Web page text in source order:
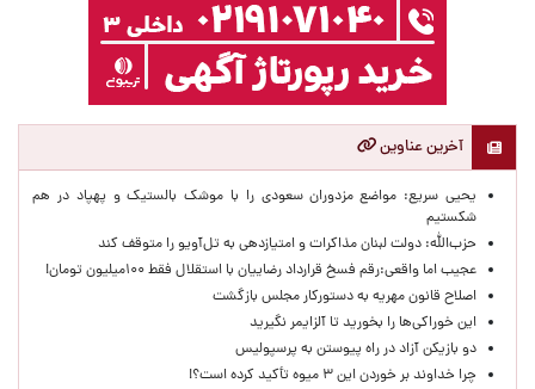
آخرین عناوین
یحیی سریع: مواضع مزدوران سعودی را با موشک بالستیک و پهپاد در هم
شکستیم
حزب‌الله: دولت لبنان مذاکرات و امتیازدهی به تل‌آویو را متوقف کند
عجیب اما واقعی:رقم فسخ قرارداد رضاییان با استقلال فقط ۱۰۰میلیون تومان!
اصلاح قانون مهریه به دستورکار مجلس بازگشت
این خوراکی‌ها را بخورید تا آلزایمر نگیرید
دو بازیکن آزاد در راه پیوستن به پرسپولیس
چرا خداوند بر خوردن این ۳ میوه تأکید کرده است؟!